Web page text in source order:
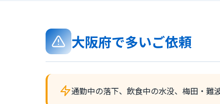
大阪府で多いご依頼
通勤中の落下、飲食中の水没、梅田・難